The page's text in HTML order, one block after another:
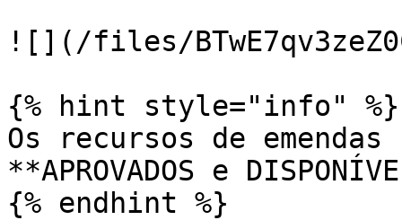
![](/files/
{% hint style="info" %}
Os recursos de
**APROVADOS e
{% endhint %}